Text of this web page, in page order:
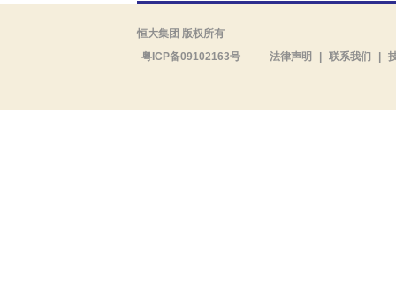
恒大集团 版权所有
粤ICP备09102163号
法律声明 联系我们